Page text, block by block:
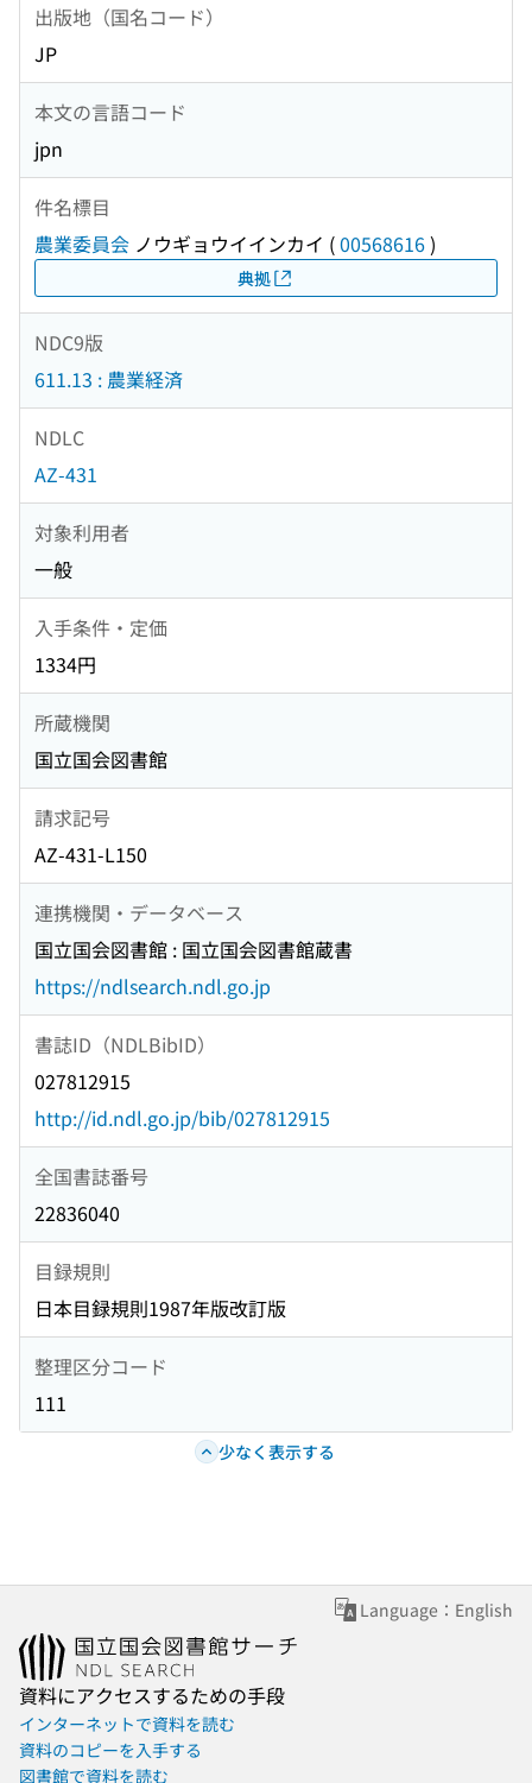
出版地（国名コード）
JP
本文の言語コード
jpn
件名標目
農業委員会 ノウギョウイインカイ (00568616)
典拠
NDC9版
611.13 : 農業経済
NDLC
AZ-431
対象利用者
一般
入手条件・定価
1334円
所蔵機関
国立国会図書館
請求記号
AZ-431-L150
連携機関・データベース
国立国会図書館 : 国立国会図書館蔵書
https://ndlsearch.ndl.go.jp
書誌ID（NDLBibID）
027812915
http://id.ndl.go.jp/bib/027812915
全国書誌番号
22836040
目録規則
日本目録規則1987年版改訂版
整理区分コード
111
少なく表示する
Language：English
資料にアクセスするための手段
インターネットで資料を読む
資料のコピーを入手する
図書館で資料を読む